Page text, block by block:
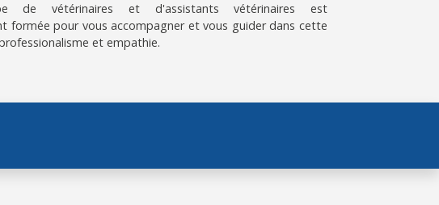
de vétérinaires et d'assistants vétérinaires est
formée pour vous accompagner et vous guider dans cette
et empathie.